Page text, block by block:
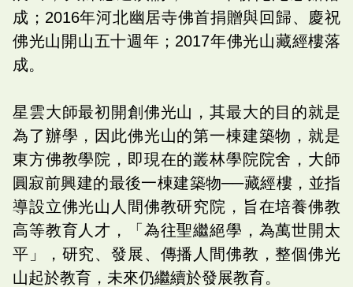
成；2016年河北幽居寺佛首捐贈與回歸、慶祝
佛光山開山五十週年；2017年佛光山藏經樓落
成。
星雲大師最初開創佛光山，其最大的目的就是
為了辦學，因此佛光山的第一棟建築物，就是
東方佛教學院，即現在的叢林學院院舍，大師
圓寂前興建的最後一棟建築物──藏經樓，並指
導設立佛光山人間佛教研究院，旨在培養佛教
高等教育人才，「為往聖繼絕學，為萬世開太
平」，研究、發展、傳播人間佛教，整個佛光
山起於教育，未來仍繼續於發展教育。